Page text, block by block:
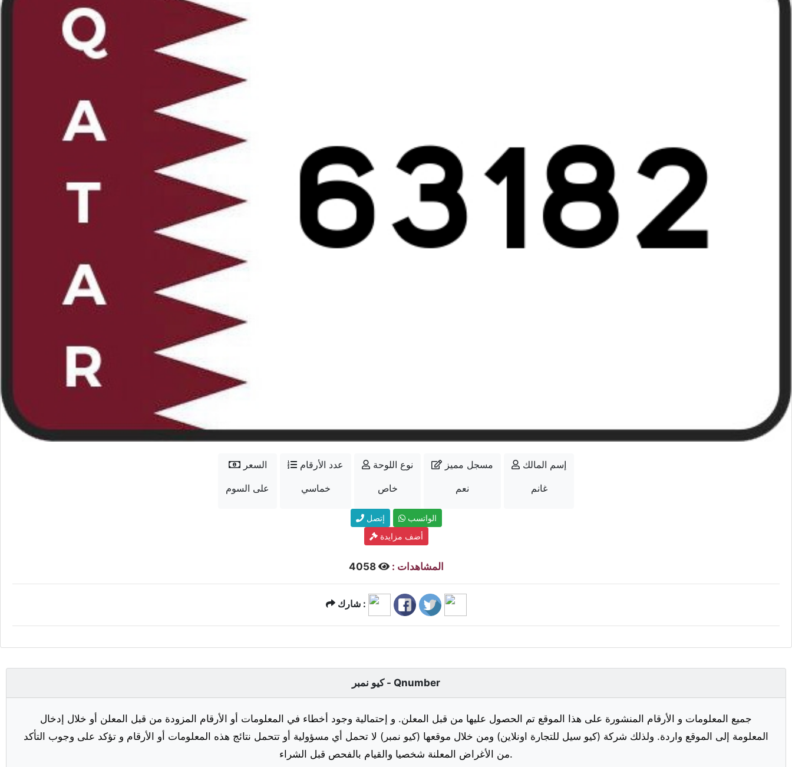
السعر
على السوم
عدد الأرقام
خماسي
نوع اللوحة
خاص
مسجل مميز
نعم
إسم المالك
غانم
إتصل
الواتسب
أضف مزايدة
المشاهدات : 4058
شارك :
كيو نمبر - Qnumber
جميع المعلومات و الأرقام المنشورة على هذا الموقع تم الحصول عليها من قبل المعلن. و إحتمالية وجود أخطاء في المعلومات أو الأرقام المزودة من قبل المعلن أو خلال إدخال
المعلومة إلى الموقع واردة. ولذلك شركة (كيو سيل للتجارة اونلاين) ومن خلال موقعها (كيو نمبر) لا تحمل أي مسؤولية أو تتحمل نتائج هذه المعلومات أو الأرقام و تؤكد على وجوب التأكد
من الأغراض المعلنة شخصيا والقيام بالفحص قبل الشراء.